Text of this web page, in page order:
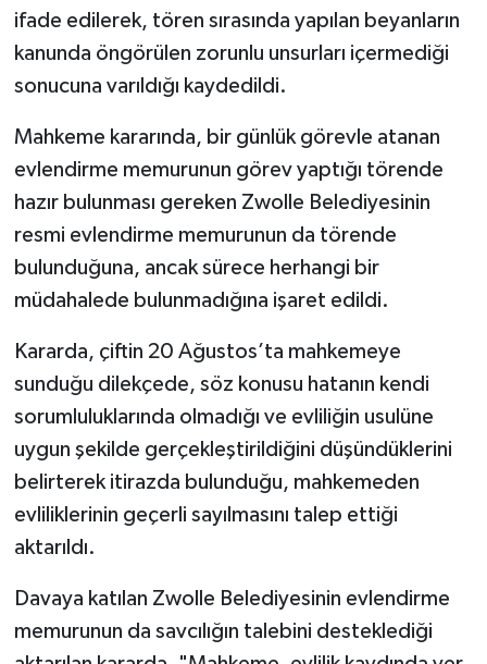
ifade edilerek, tören sırasında yapılan beyanların
kanunda öngörülen zorunlu unsurları içermediği
sonucuna varıldığı kaydedildi.
Mahkeme kararında, bir günlük görevle atanan
evlendirme memurunun görev yaptığı törende
hazır bulunması gereken Zwolle Belediyesinin
resmi evlendirme memurunun da törende
bulunduğuna, ancak sürece herhangi bir
müdahalede bulunmadığına işaret edildi.
Kararda, çiftin 20 Ağustos’ta mahkemeye
sunduğu dilekçede, söz konusu hatanın kendi
sorumluluklarında olmadığı ve evliliğin usulüne
uygun şekilde gerçekleştirildiğini düşündüklerini
belirterek itirazda bulunduğu, mahkemeden
evliliklerinin geçerli sayılmasını talep ettiği
aktarıldı.
Davaya katılan Zwolle Belediyesinin evlendirme
memurunun da savcılığın talebini desteklediği